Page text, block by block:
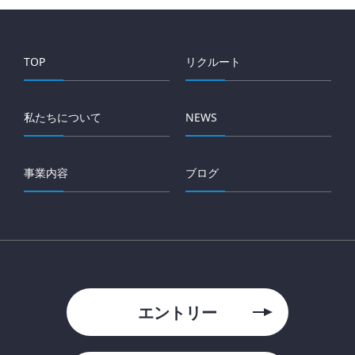
TOP
私たちについて
事業内容
リクルート
NEWS
ブログ
エントリー